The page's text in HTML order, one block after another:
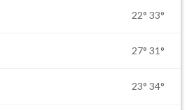
22° 33°
27° 31°
23° 34°